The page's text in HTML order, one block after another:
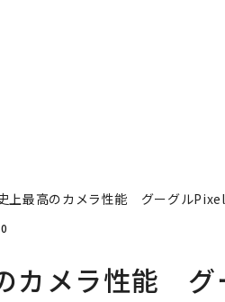
上最高のカメラ性能 グーグル
カメラ性能 グ